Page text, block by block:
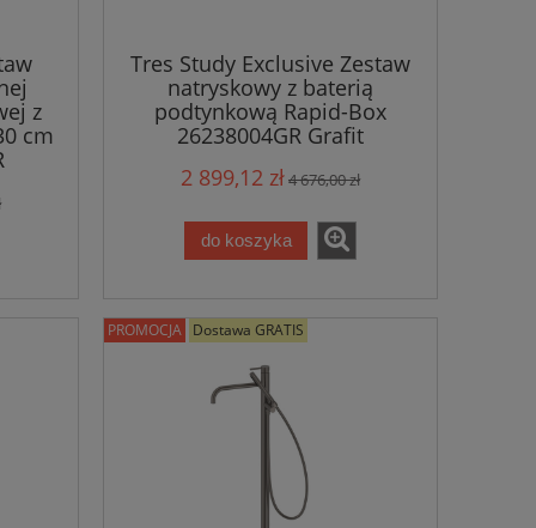
z
cm
Tres Study Exclusive Zestaw
natryskowy z baterią
podtynkową Rapid-Box
26238004GR Grafit
2 899,12 zł4 676,00 zł
do koszyka
PROMOCJA Dostawa GRATIS